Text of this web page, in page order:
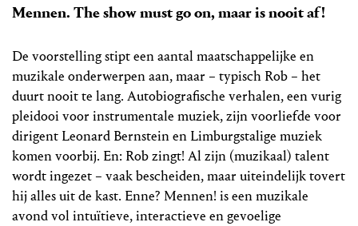
Mennen. The show must go on, maar is nooit af!
De voorstelling stipt een aantal maatschappelijke en
muzikale onderwerpen aan, maar – typisch Rob – het
duurt nooit te lang. Autobiografische verhalen, een vurig
pleidooi voor instrumentale muziek, zijn voorliefde voor
dirigent Leonard Bernstein en Limburgstalige muziek
komen voorbij. En: Rob zingt! Al zijn (muzikaal) talent
wordt ingezet – vaak bescheiden, maar uiteindelijk tovert
hij alles uit de kast. Enne? Mennen! is een muzikale
avond vol intuïtieve, interactieve en gevoelige